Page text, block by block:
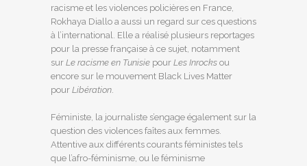
racisme et les violences policières en France,
Rokhaya Diallo a aussi un regard sur ces questions
à l’international. Elle a réalisé plusieurs reportages
pour la presse française à ce sujet, notamment
sur Le racisme en Tunisie pour Les Inrocks ou
encore sur le mouvement Black Lives Matter
pour Libération.
Féministe, la journaliste s’engage également sur la
question des violences faîtes aux femmes.
Attentive aux différents courants féministes tels
que l’afro-féminisme, ou le féminisme